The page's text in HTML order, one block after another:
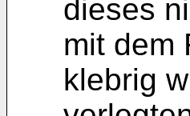
dieses
mit dem
klebrig